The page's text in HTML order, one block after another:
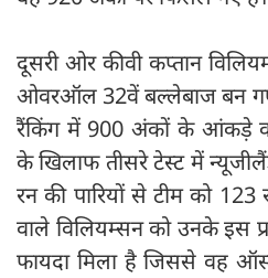
दूसरी ओर कीवी कप्तान
ओवरऑल 32वें बल्लेबाज बन गए
रैंकिंग में 900 अंकों के आंकड़े को
के खिलाफ तीसरे टेस्ट में
रन की पारियों से टीम को 123
वाले विलियम्सन को उनके इस
फायदा मिला है जिससे वह